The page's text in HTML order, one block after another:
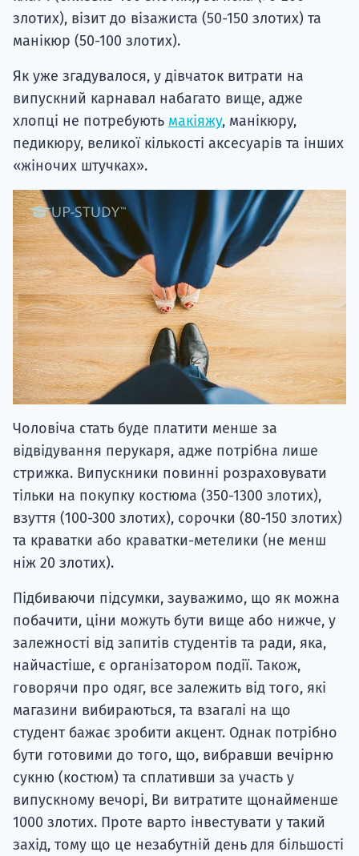
злотих), візит до візажиста (50-150 злотих) та
манікюр (50-100 злотих).
Як уже згадувалося, у дівчаток витрати на
випускний карнавал набагато вище, адже
хлопці не потребують макіяжу, манікюру,
педикюру, великої кількості аксесуарів та інших
«жіночих штучках».
Чоловіча стать буде платити менше за
відвідування перукаря, адже потрібна лише
стрижка. Випускники повинні розраховувати
тільки на покупку костюма (350-1300 злотих),
взуття (100-300 злотих), сорочки (80-150 злотих)
та краватки або краватки-метелики (не менш
ніж 20 злотих).
Підбиваючи підсумки, зауважимо, що як можна
побачити, ціни можуть бути вище або нижче, у
залежності від запитів студентів та ради, яка,
найчастіше, є організатором події. Також,
говорячи про одяг, все залежить від того, які
магазини вибираються, та взагалі на що
студент бажає зробити акцент. Однак потрібно
бути готовими до того, що, вибравши вечірню
сукню (костюм) та сплативши за участь у
випускному вечорі, Ви витратите щонайменше
1000 злотих. Проте варто інвестувати у такий
захід, тому що це незабутній день для більшості